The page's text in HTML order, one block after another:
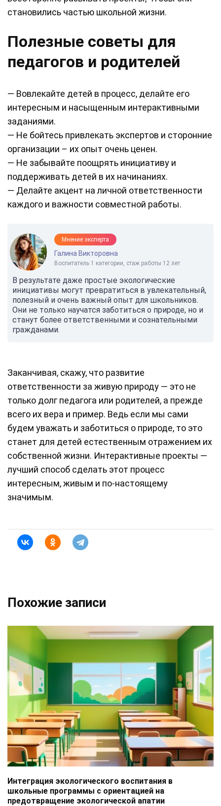
становились частью школьной жизни.
Полезные советы для
педагогов и родителей
— Вовлекайте детей в процесс, делайте его
интересным и насыщенным интерактивными
заданиями.
— Не бойтесь привлекать экспертов и сторонние
организации – их опыт очень ценен.
— Не забывайте поощрять инициативу и
поддерживать детей в их начинаниях.
— Делайте акцент на личной ответственности
каждого и важности совместной работы.
Мнение эксперта
Галина Викторовна
Воспитатель 1 категории, стаж работы 12 лет
В результате даже простые экологические
инициативы могут превратиться в увлекательный,
полезный и очень важный опыт для школьников.
Они не только научатся заботиться о природе, но и
станут более ответственными и сознательными
гражданами.
Заканчивая, скажу, что развитие
ответственности за живую природу — это не
только долг педагога или родителей, а прежде
всего их вера и пример. Ведь если мы сами
будем уважать и заботиться о природе, то это
станет для детей естественным отражением их
собственной жизни. Интерактивные проекты —
лучший способ сделать этот процесс
интересным, живым и по-настоящему
значимым.
Похожие записи
Интеграция экологического воспитания в
школьные программы с ориентацией на
предотвращение экологической апатии